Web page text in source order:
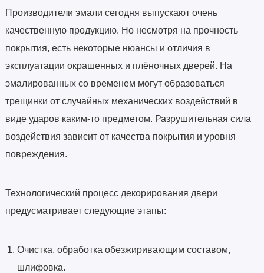
Производители эмали сегодня выпускают очень
качественную продукцию. Но несмотря на прочность
покрытия, есть некоторые нюансы и отличия в
эксплуатации окрашенных и плёночных дверей. На
эмалированных со временем могут образоваться
трещинки от случайных механических воздействий в
виде ударов каким-то предметом. Разрушительная сила
воздействия зависит от качества покрытия и уровня
повреждения.
Технологический процесс декорирования двери
предусматривает следующие этапы:
Очистка, обработка обезжиривающим составом,
шлифовка.